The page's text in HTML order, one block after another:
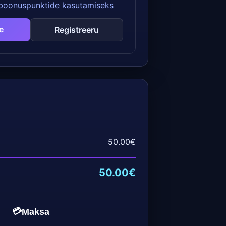
kasutamiseks
Registreeru
50.00€
50.00€
💳Maksa